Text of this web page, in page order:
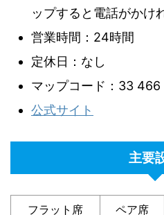
ップすると電話がかけ
営業時間：24時間
定休日：なし
マップコード：33
公式サイト
主要
フラット席 ペア席